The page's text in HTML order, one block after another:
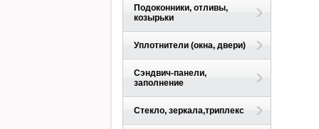
Подоконники, отливы,
козырьки
Уплотнители (окна, двери)
Сэндвич-панели,
заполнение
Стекло, зеркала,триплекс